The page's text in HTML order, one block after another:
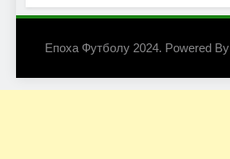
Епоха Футболу 2024. Powered By